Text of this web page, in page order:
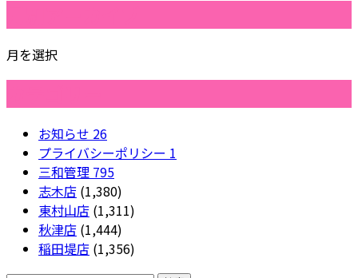
月を選択
お知らせ 26
プライバシーポリシー 1
三和管理 795
志木店 (1,380)
東村山店 (1,311)
秋津店 (1,444)
稲田堤店 (1,356)